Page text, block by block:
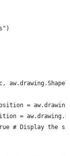
=
=
# Display